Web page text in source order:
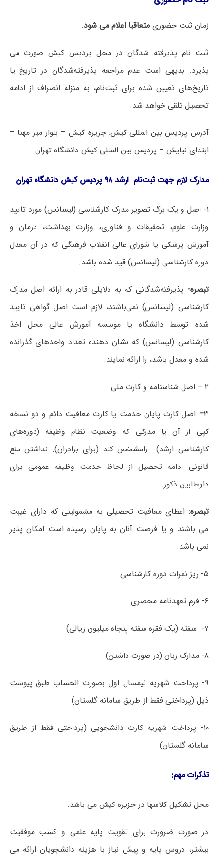
زمان ثبت حضوریمتعاقبا اعلام می شود.
ثبت نام پذیرفته شدگان در محل پردیس کیش صورت می
پذیرد. بدیهی است عدم مراجعه پذیرفته‌شدگان در تاریخ‌ یا
تاریخ‌های تعیین شده برای ثبت‌نام، به منزله انصراف از ادامه
تحصیل تلقی خواهد شد.
آدرس پردیس بین المللی کیش: جزیره کیش – بلوار میر مهنا –
ابتدای نیایش – پردیس بین المللی کیش دانشگاه تهران
مدارک‌ لازم‌ جهت‌ ثبت‌نام‌ ارشد ۹۸ پردیس کیش دانشگاه تهران
۱- اصل‌ و یک برگ‌ تصویر مدرک‌ کارشناسی‌ (لیسانس‌) مورد تایید
وزارت‌ علوم‌، تحقیقات‌ و فناوری‌، وزارت‌ بهداشت‌، درمان‌ و
آموزش‌ پزشکی‌ یا شورای ‌عالی‌ انقلاب‌ فرهنگی‌ که‌ در آن‌ معدل‌
دوره‌ کارشناسی‌ (لیسانس‌) قید شده‌ باشد‌.
تبصره‌- پذیرفته‌شدگانی‌ که‌ به‌ دلایلی‌ قادر به‌ ارائه‌ اصل‌ مدرک‌
کارشناسی (لیسانس‌) نمی‌باشند، لازم‌ است‌ اصل‌ گواهی‌ تایید
شده‌ توسط دانشگاه‌ یا موسسه‌ آموزش‌ عالی‌ محل ‌اخذ
کارشناسی‌ (لیسانس‌) که نشان دهنده تعداد واحدهای گذرانده
شده و معدل باشد، را ارائه‌ نمایند.
۲ – اصل‌ شناسنامه‌ و کارت ملی
۳– اصل کارت پایان خدمت یا کارت معافیت دائم و دو نسخه
کپی از آن یا مدرکی‌ که‌ وضعیت‌ نظام‌ وظیفه‌ (دوره‌های‌
کارشناسی‌ ارشد) رامشخص‌ کند (برای‌ برادران‌). نداشتن منع
قانونی ادامه تحصیل از لحاظ خدمت وظیفه عمومی برای
داوطلبین ذکور.
تبصره: اعطای معافیت تحصیلی به مشمولینی که دارای غیبت
می باشند و یا فرصت آنان به پایان رسیده است امکان پذیر
نمی باشد.
۵- ریز نمرات دوره کارشناسی
۶- فرم تعهدنامه محضری
۷- سفته (یک فقره سفته پنجاه میلیون ریالی)
۸- مدارک زبان (در صورت داشتن)
۹- پرداخت شهریه نیمسال اول بصورت الحساب طبق پیوست
ذیل (پرداختی فقط از طریق سامانه گلستان)
۱۰- پرداخت شهریه کارت دانشجویی (پرداختی فقط از طریق
سامانه گلستان)
تذکرات‌ مهم:
محل تشکیل کلاسها در جزیره کیش می باشد.
در صورت ضرورت برای تقویت پایه علمی و کسب موفقیت
بیشتر، دروس پایه و پیش نیاز با هزینه دانشجویان ارائه می